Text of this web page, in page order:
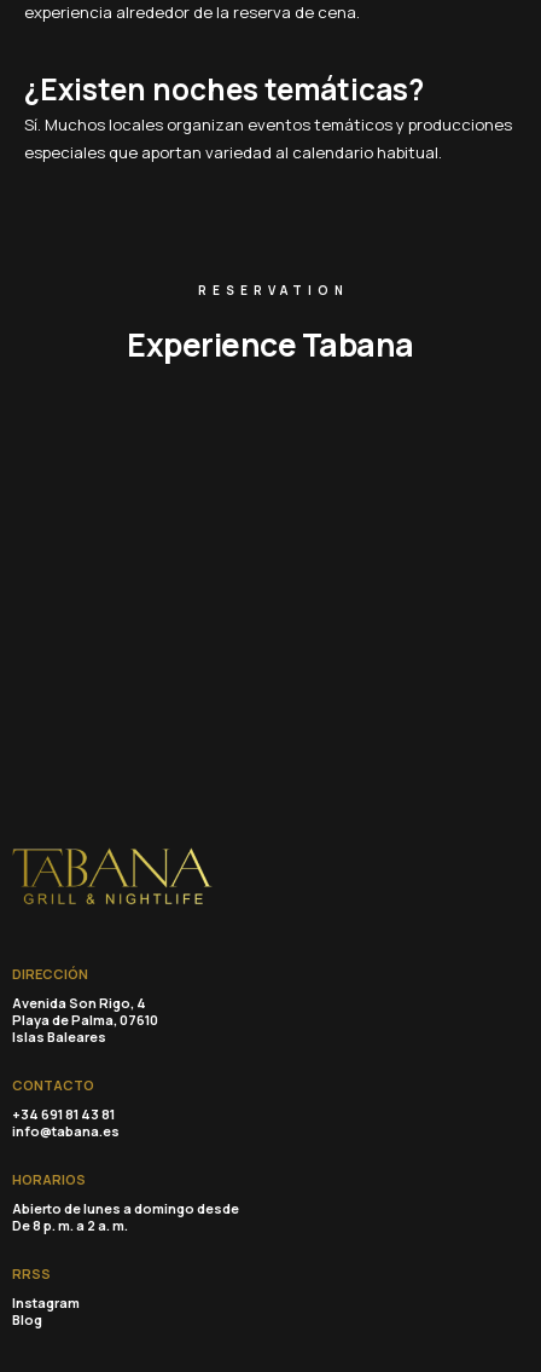
experiencia alrededor de la reserva de cena.
¿Existen noches temáticas?
Sí. Muchos locales organizan eventos temáticos y producciones
especiales que aportan variedad al calendario habitual.
RESERVATION
Experience Tabana
DIRECCIÓN
Avenida Son Rigo, 4
Playa de Palma, 07610
Islas Baleares
CONTACTO
+34 691 81 43 81
info@tabana.es
HORARIOS
Abierto de lunes a domingo desde
De 8 p. m. a 2 a. m.
RRSS
Instagram
Blog